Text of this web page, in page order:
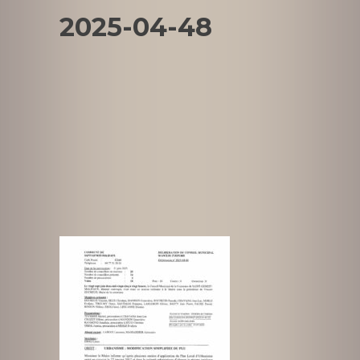
2025-04-48